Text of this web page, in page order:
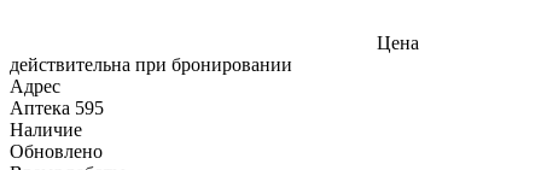
Цена
действительна при бронировании
Адрес
Аптека 595
Наличие
Обновлено